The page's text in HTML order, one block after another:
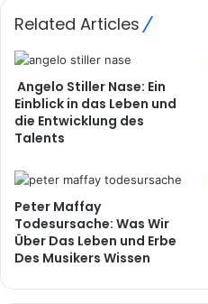
Related Articles
Angelo Stiller Nase: Ein
Einblick in das Leben und
die Entwicklung des
Talents
Peter Maffay
Todesursache: Was Wir
Über Das Leben und Erbe
Des Musikers Wissen